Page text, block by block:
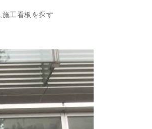
施工看板を探す